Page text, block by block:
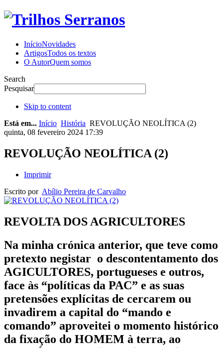
InícioNovidades
ArtigosTodos os textos
O AutorQuem somos
Search
Pesquisar
Skip to content
Está em... Início História REVOLUÇÃO NEOLÍTICA (2)
quinta, 08 fevereiro 2024 17:39
REVOLUÇÃO NEOLÍTICA (2)
Imprimir
Escrito por Abílio Pereira de Carvalho
REVOLTA DOS AGRICULTORES
Na minha crónica anterior, que teve como
pretexto negistar o descontentamento dos
AGICULTORES, portugueses e outros,
face às “políticas da PAC” e as suas
pretensões explícitas de cercarem ou
invadirem a capital do “mando e
comando” aproveitei o momento histórico
da fixação do HOMEM à terra, ao